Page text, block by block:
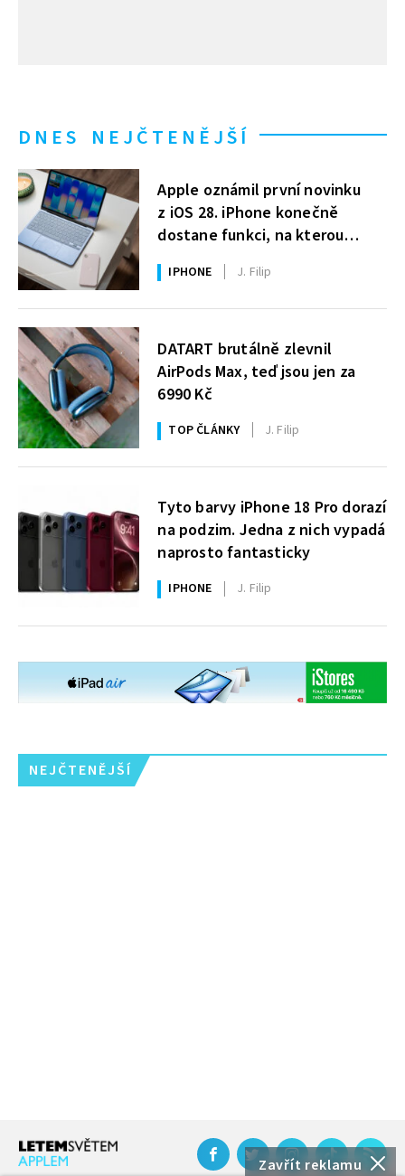
Zavřít reklamu
DNES NEJČTENĚJŠÍ
Apple oznámil první novinku
z iOS 28. iPhone konečně
dostane funkci, na kterou
uživatelé Windows čekají roky
IPHONE J. Filip
DATART brutálně zlevnil
AirPods Max, teď jsou jen za
6990 Kč
TOP ČLÁNKY J. Filip
Tyto barvy iPhone 18 Pro dorazí
na podzim. Jedna z nich vypadá
naprosto fantasticky
IPHONE J. Filip
NEJČTENĚJŠÍ